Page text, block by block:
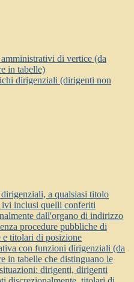
di vertice (da
in tabelle)
dirigenziali (dirigenti non
a qualsiasi titolo
inclusi quelli conferiti
dall'organo di indirizzo
procedure pubbliche di
e titolari di posizione
con funzioni dirigenziali (da
in tabelle che distinguano le
dirigenti, dirigenti